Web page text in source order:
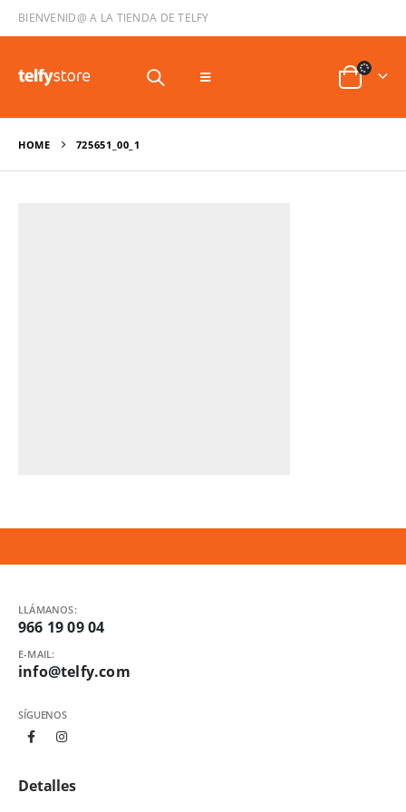
BIENVENID@ A LA TIENDA DE TELFY
HOME 725651_00_1
LLÁMANOS:
966 19 09 04
E-MAIL:
info@telfy.com
SÍGUENOS
Detalles